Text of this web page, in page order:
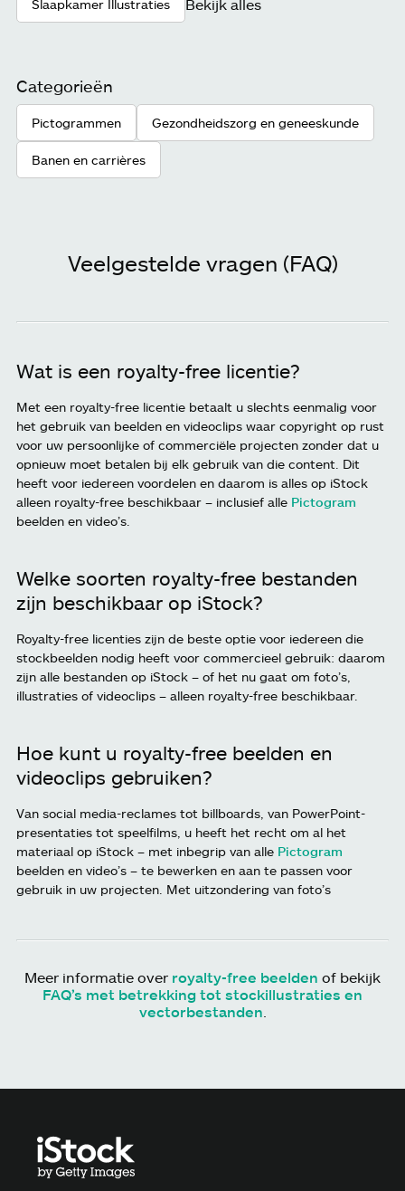
Slaapkamer Illustraties Bekijk alles
Categorieën
Pictogrammen Gezondheidszorg en geneeskunde
Banen en carrières
Veelgestelde vragen (FAQ)
Wat is een royalty-free licentie?
Met een royalty-free licentie betaalt u slechts eenmalig voor
het gebruik van beelden en videoclips waar copyright op rust
voor uw persoonlijke of commerciële projecten zonder dat u
opnieuw moet betalen bij elk gebruik van die content. Dit
heeft voor iedereen voordelen en daarom is alles op iStock
alleen royalty-free beschikbaar – inclusief alle Pictogram
beelden en video’s.
Welke soorten royalty-free bestanden
zijn beschikbaar op iStock?
Royalty-free licenties zijn de beste optie voor iedereen die
stockbeelden nodig heeft voor commercieel gebruik: daarom
zijn alle bestanden op iStock – of het nu gaat om foto’s,
illustraties of videoclips – alleen royalty-free beschikbaar.
Hoe kunt u royalty-free beelden en
videoclips gebruiken?
Van social media-reclames tot billboards, van PowerPoint-
presentaties tot speelfilms, u heeft het recht om al het
materiaal op iStock – met inbegrip van alle Pictogram
beelden en video’s – te bewerken en aan te passen voor
gebruik in uw projecten. Met uitzondering van foto’s
Meer informatie over royalty-free beelden of bekijk
FAQ’s met betrekking tot stockillustraties en
vectorbestanden